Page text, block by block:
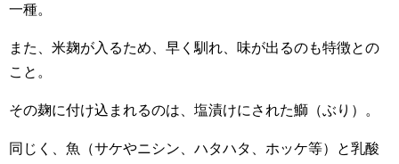
一種。
また、米麹が入るため、早く馴れ、味が出るのも特徴との
こと。
その麹に付け込まれるのは、塩漬けにされた鰤（ぶり）。
同じく、魚（サケやニシン、ハタハタ、ホッケ等）と乳酸